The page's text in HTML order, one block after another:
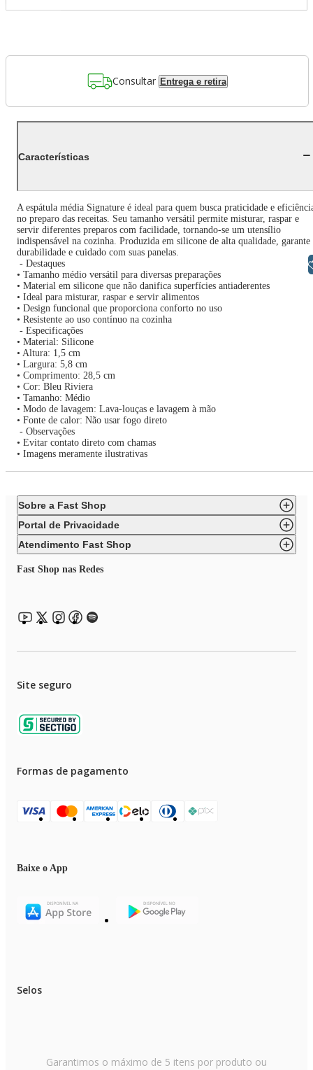
Consultar Entrega e retira
Características
A espátula média Signature é ideal para quem busca praticidade e
no preparo das receitas. Seu tamanho versátil permite misturar, raspar e
servir diferentes preparos com facilidade, tornando-se um utensílio
indispensável na cozinha. Produzida em silicone de alta qualidade, garante
durabilidade e cuidado com suas panelas.
- Destaques
• Tamanho médio versátil para diversas preparações
• Material em silicone que não danifica superfícies antiaderentes
• Ideal para misturar, raspar e servir alimentos
• Design funcional que proporciona conforto no uso
• Resistente ao uso contínuo na cozinha
- Especificações
• Material: Silicone
• Altura: 1,5 cm
• Largura: 5,8 cm
• Comprimento: 28,5 cm
• Cor: Bleu Riviera
• Tamanho: Médio
• Modo de lavagem: Lava-louças e lavagem à mão
• Fonte de calor: Não usar fogo direto
- Observações
• Evitar contato direto com chamas
• Imagens meramente ilustrativas
Sobre a Fast Shop
Portal de Privacidade
Atendimento Fast Shop
Fast Shop nas Redes
Site seguro
Formas de pagamento
Baixe o App
Selos
Garantimos o máximo de 5 itens por produto ou